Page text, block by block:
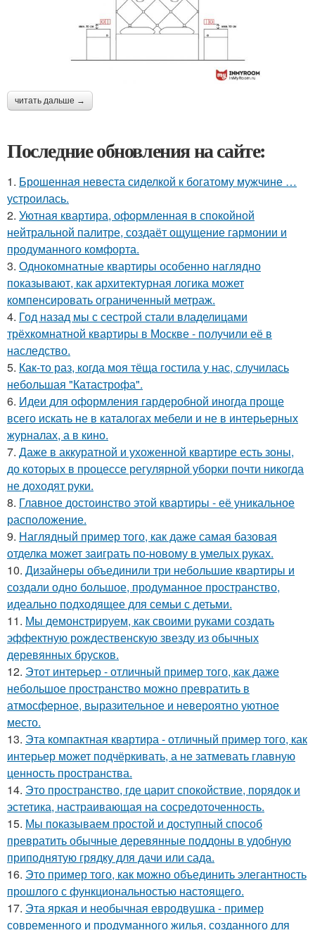
читать дальше →
Последние обновления на сайте:
1. Брошенная невеста сиделкой к богатому мужчине …
устроилась.
2. Уютная квартира, оформленная в спокойной
нейтральной палитре, создаёт ощущение гармонии и
продуманного комфорта.
3. Однокомнатные квартиры особенно наглядно
показывают, как архитектурная логика может
компенсировать ограниченный метраж.
4. Год назад мы с сестрой стали владелицами
трёхкомнатной квартиры в Москве - получили её в
наследство.
5. Как-то раз, когда моя тёща гостила у нас, случилась
небольшая "Катастрофа".
6. Идеи для оформления гардеробной иногда проще
всего искать не в каталогах мебели и не в интерьерных
журналах, а в кино.
7. Даже в аккуратной и ухоженной квартире есть зоны,
до которых в процессе регулярной уборки почти никогда
не доходят руки.
8. Главное достоинство этой квартиры - её уникальное
расположение.
9. Наглядный пример того, как даже самая базовая
отделка может заиграть по-новому в умелых руках.
10. Дизайнеры объединили три небольшие квартиры и
создали одно большое, продуманное пространство,
идеально подходящее для семьи с детьми.
11. Мы демонстрируем, как своими руками создать
эффектную рождественскую звезду из обычных
деревянных брусков.
12. Этот интерьер - отличный пример того, как даже
небольшое пространство можно превратить в
атмосферное, выразительное и невероятно уютное
место.
13. Эта компактная квартира - отличный пример того, как
интерьер может подчёркивать, а не затмевать главную
ценность пространства.
14. Это пространство, где царит спокойствие, порядок и
эстетика, настраивающая на сосредоточенность.
15. Мы показываем простой и доступный способ
превратить обычные деревянные поддоны в удобную
приподнятую грядку для дачи или сада.
16. Это пример того, как можно объединить элегантность
прошлого с функциональностью настоящего.
17. Эта яркая и необычная евродвушка - пример
современного и продуманного жилья, созданного для